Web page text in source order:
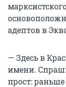
адептов в
— Здесь в
имени.
прост: